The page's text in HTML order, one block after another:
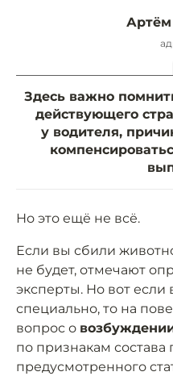
Артём
Здесь важно
действующего
у водителя,
Но это ещё не всё.
Если вы сбили
не будет, отмечают
эксперты. Но вот если
специально, то на
вопрос о
по признакам состава
предусмотренного